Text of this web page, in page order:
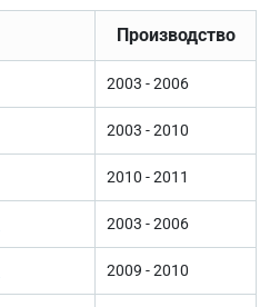
Производство
2003 - 2006
2003 - 2010
2010 - 2011
2003 - 2006
2009 - 2010